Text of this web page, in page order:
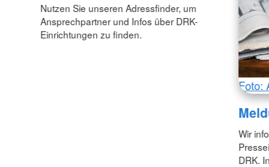
Nutzen Sie unseren Adressfinder, um
Ansprechpartner und Infos über DRK-
Einrichtungen zu finden.
Foto:
Wir
DRK.